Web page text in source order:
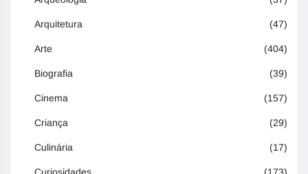
Arquitetura (47)
Arte (404)
Biografia (39)
Cinema (157)
Criança (29)
Culinária (17)
Curiosidades (173)